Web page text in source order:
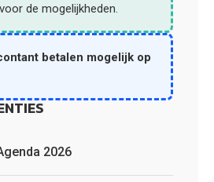
de mogelijkheden.
betalen mogelijk op
2026